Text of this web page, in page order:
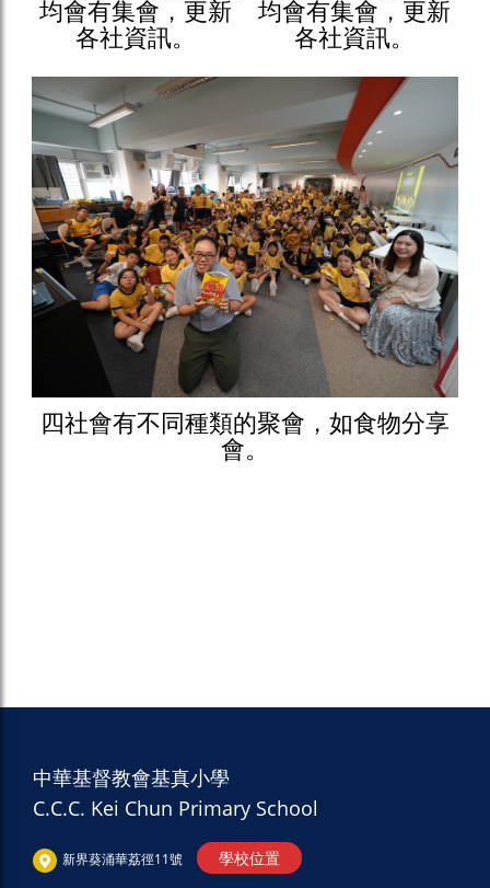
均會有集會，更新
各社資訊。
均會有集會，更新
各社資訊。
四社會有不同種類的聚會，如食物分享
會。
中華基督教會基真小學
C.C.C. Kei Chun Primary School
新界葵涌華荔徑11號 學校位置